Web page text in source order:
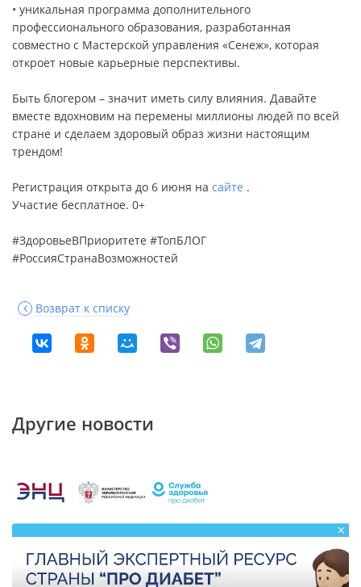
• уникальная программа дополнительного
профессионального образования, разработанная
совместно с Мастерской управления «Сенеж», которая
откроет новые карьерные перспективы.
Быть блогером – значит иметь силу влияния. Давайте
вместе вдохновим на перемены миллионы людей по всей
стране и сделаем здоровый образ жизни настоящим
трендом!
Регистрация открыта до 6 июня на сайте .
Участие бесплатное. 0+
#ЗдоровьеВПриоритете #ТопБЛОГ
#РоссияСтранаВозможностей
Возврат к списку
Другие новости